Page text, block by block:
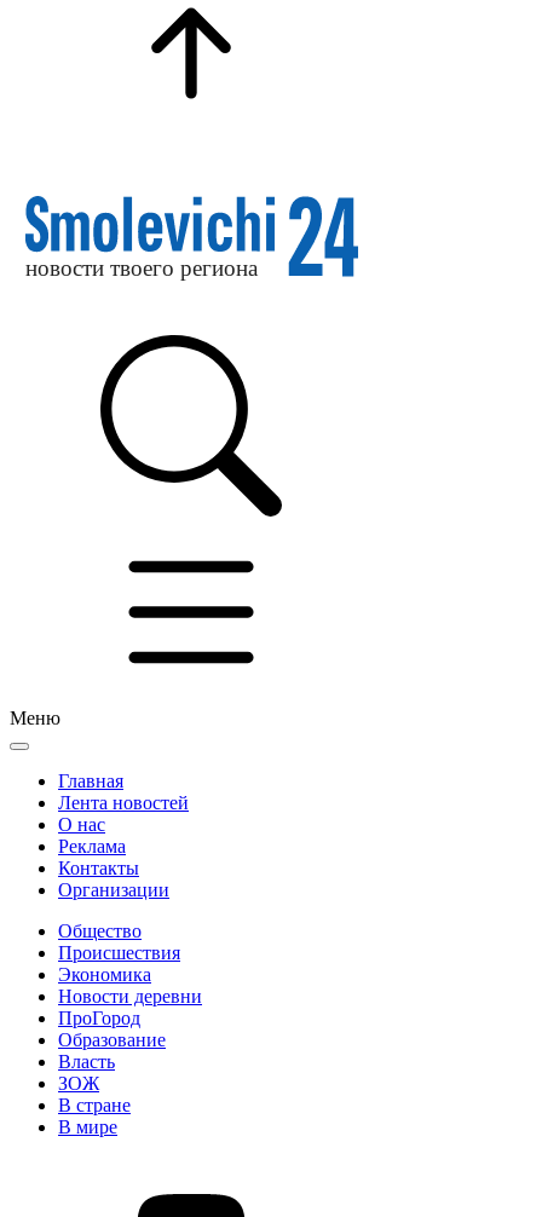
Меню
Главная
Лента новостей
О нас
Реклама
Контакты
Организации
Общество
Происшествия
Экономика
Новости деревни
ПроГород
Образование
Власть
ЗОЖ
В стране
В мире